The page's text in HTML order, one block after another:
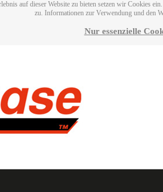
auf dieser Website zu bieten setzen wir Cookies
zu. Informationen zur Verwendung und den
Nur essenzielle